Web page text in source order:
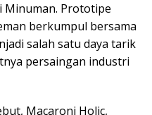
Minuman. Prototipe
berkumpul bersama
salah satu daya tarik
persaingan industri
Macaroni Holic,